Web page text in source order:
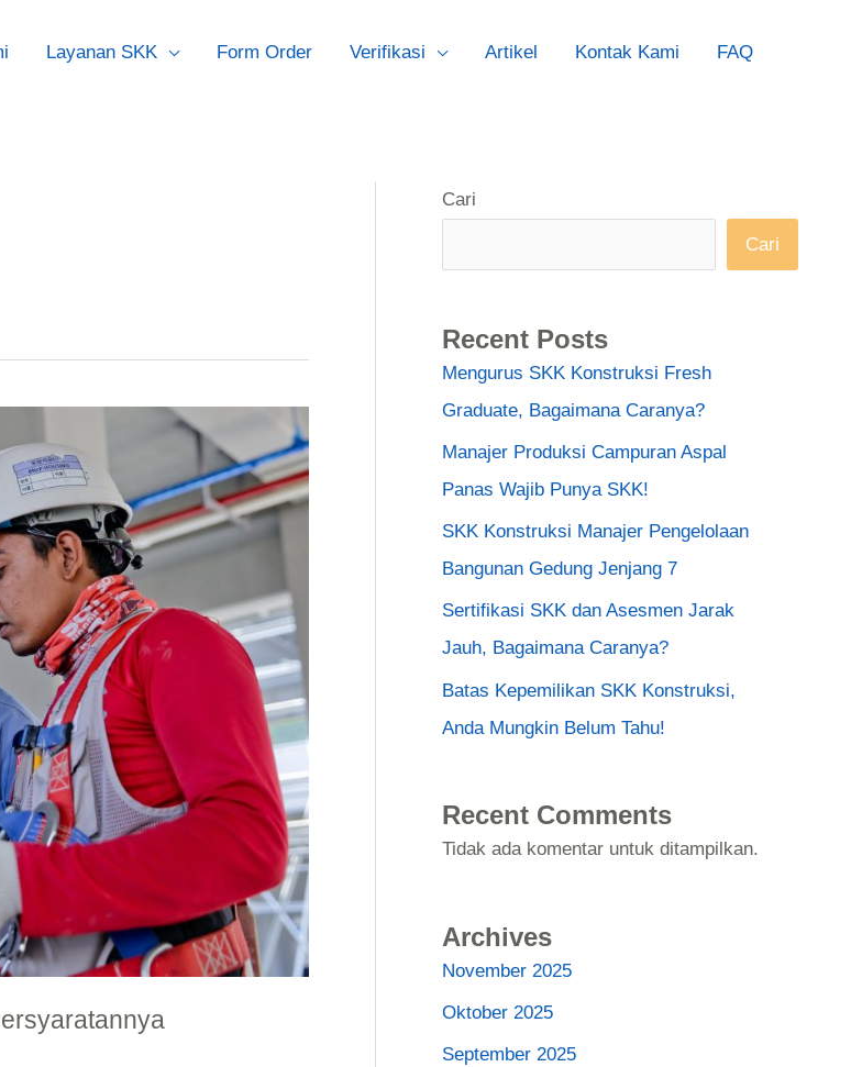
Layanan SKK Form Order Verifikasi Artikel Kontak Kami FAQ
Cari
Cari
Recent Posts
Mengurus SKK Konstruksi Fresh
Graduate, Bagaimana Caranya?
Manajer Produksi Campuran Aspal
Panas Wajib Punya SKK!
SKK Konstruksi Manajer Pengelolaan
Bangunan Gedung Jenjang 7
Sertifikasi SKK dan Asesmen Jarak
Jauh, Bagaimana Caranya?
Batas Kepemilikan SKK Konstruksi,
Anda Mungkin Belum Tahu!
Recent Comments
Tidak ada komentar untuk ditampilkan.
Archives
November 2025
Oktober 2025
September 2025